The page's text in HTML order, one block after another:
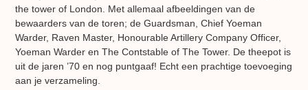
the tower of London. Met allemaal afbeeldingen van de
bewaarders van de toren; de Guardsman, Chief Yoeman
Warder, Raven Master, Honourable Artillery Company Officer,
Yoeman Warder en The Contstable of The Tower. De theepot is
uit de jaren ’70 en nog puntgaaf! Echt een prachtige toevoeging
aan je verzameling.